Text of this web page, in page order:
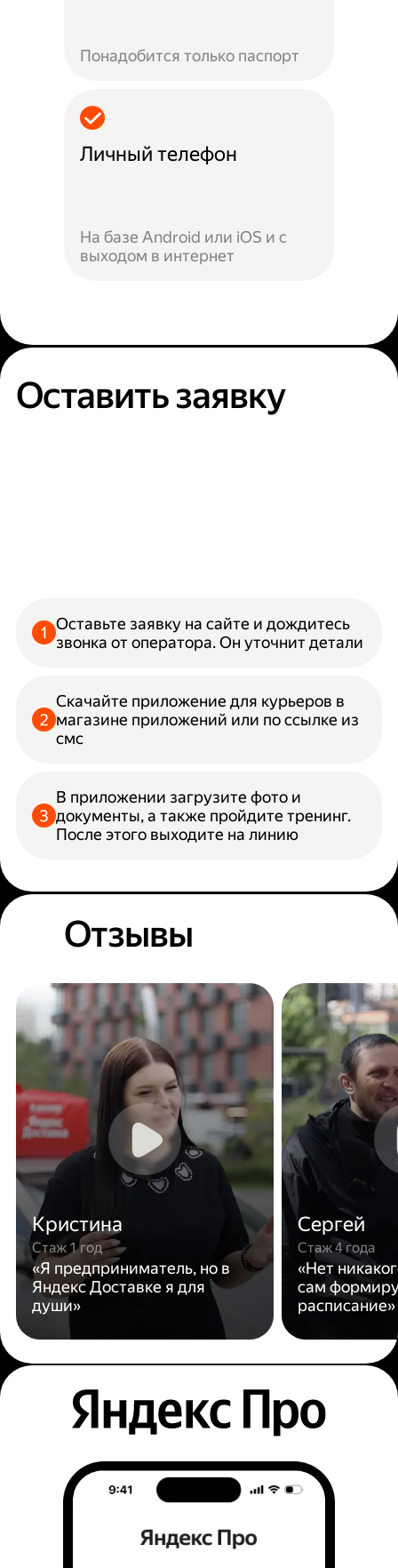
Понадобится только паспорт
Личный телефон
На базе Android или iOS и с
выходом в интернет
Оставить заявку
Оставьте заявку на сайте и дождитесь
звонка от оператора. Он уточнит детали
Скачайте приложение для курьеров в
магазине приложений или по ссылке из
смс
В приложении загрузите фото и
документы, а также пройдите тренинг.
После этого выходите на линию
Отзывы
Кристина
Стаж 1 год
«Я предприниматель, но в
Яндекс Доставке я для
души»
Сергей
Стаж 4 года
«Нет
сам
расписание»